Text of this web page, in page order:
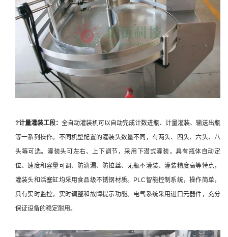
?计量灌装工段： 全自动灌装机可以自动完成计数进瓶、计量灌装、输送出瓶
等一系列操作。不同机型配置的灌装头数量不同，有两头、四头、六头、八
头等可选。灌装头可左右、上下调节，采用下潜式灌装，具有瓶体自动定
位、速度和容量可调、防滴漏、防拉丝、无瓶不灌装、灌装精度高等特点，
灌装头和活塞缸均采用食品级不锈钢材质。PLC智能控制系统，操作简单，
具有实时监控，实时调整和故障提示功能。电气系统采用进口元器件，充分
保证设备的稳定耐用。